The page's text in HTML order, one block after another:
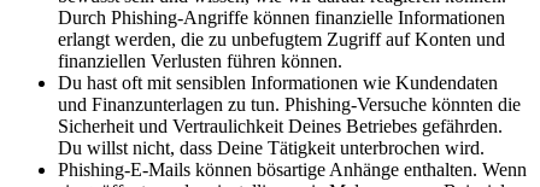
Durch Phishing-Angriffe können finanzielle Informationen
erlangt werden, die zu unbefugtem Zugriff auf Konten und
finanziellen Verlusten führen können.
Du hast oft mit sensiblen Informationen wie Kundendaten
und Finanzunterlagen zu tun. Phishing-Versuche könnten die
Sicherheit und Vertraulichkeit Deines Betriebes gefährden.
Du willst nicht, dass Deine Tätigkeit unterbrochen wird.
Phishing-E-Mails können bösartige Anhänge enthalten. Wenn